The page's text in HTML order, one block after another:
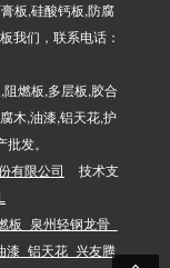
板,硅酸钙板,防腐
我们，联系电话：
燃板,多层板,胶合
木,油漆,铝天花,护
发。
有限公司
技术支
_泉州轻钢龙骨_
漆_铝天花_兴友腾